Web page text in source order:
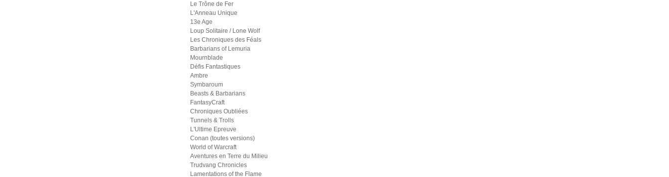
Le Trône de Fer
L'Anneau Unique
13e Age
Loup Solitaire / Lone Wolf
Les Chroniques des Féals
Barbarians of Lemuria
Mournblade
Défis Fantastiques
Ambre
Symbaroum
Beasts & Barbarians
FantasyCraft
Chroniques Oubliées
Tunnels & Trolls
L'Ultime Epreuve
Conan (toutes versions)
World of Warcraft
Aventures en Terre du Milieu
Trudvang Chronicles
Lamentations of the Flame